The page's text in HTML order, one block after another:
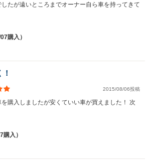
たが遠いところまでオーナー自ら車を持ってきて
購入）
2015/08/06投稿
購入しましたが安くていい車が買えました！ 次
入）